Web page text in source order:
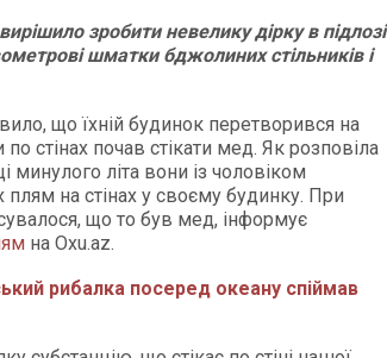
зробити невелику дірку в підлозі
шматки бджолиних стільників і
що їхній будинок перетворився на
по стінах почав стікати мед. Як розповіла
минулого літа вони із чоловіком
плям на стінах у своєму будинку. При
що то був мед, інформує
на Оxu.az.
рибалка посеред океану спіймав